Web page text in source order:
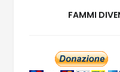
FAMMI